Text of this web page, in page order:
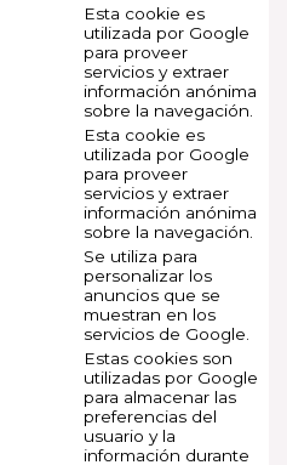
Esta cookie es
utilizada por Google
para proveer
servicios y extraer
información anónima
sobre la navegación.
Esta cookie es
utilizada por Google
para proveer
servicios y extraer
información anónima
sobre la navegación.
Se utiliza para
personalizar los
anuncios que se
muestran en los
servicios de Google.
Estas cookies son
utilizadas por Google
para almacenar las
preferencias del
usuario y la
información durante